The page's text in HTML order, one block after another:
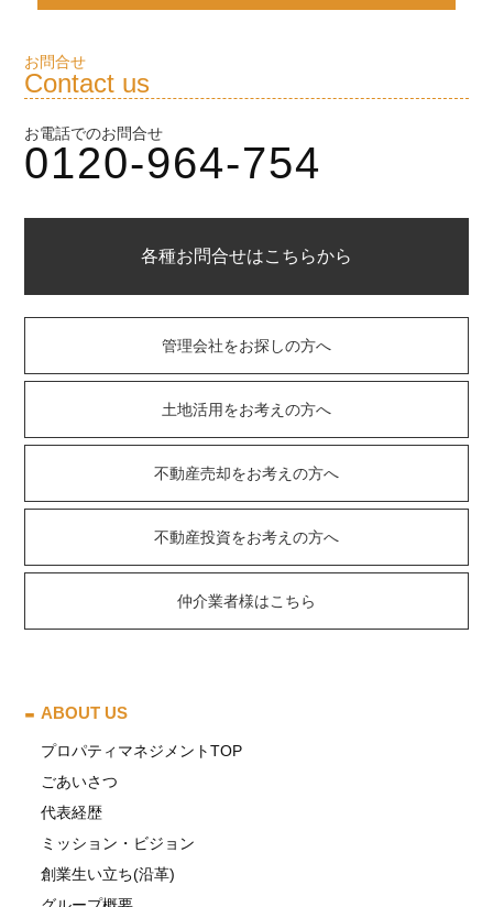
お問合せ
Contact us
お電話でのお問合せ
0120-964-754
各種お問合せはこちらから
管理会社をお探しの方へ
土地活用をお考えの方へ
不動産売却をお考えの方へ
不動産投資をお考えの方へ
仲介業者様はこちら
ABOUT US
プロパティマネジメントTOP
ごあいさつ
代表経歴
ミッション・ビジョン
創業生い立ち(沿革)